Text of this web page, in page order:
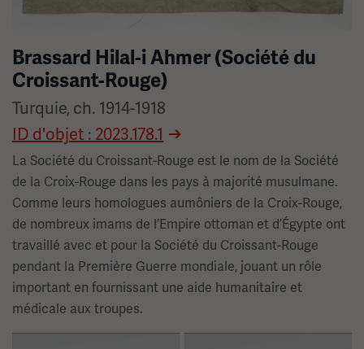
Brassard Hilal-i Ahmer (Société du
Croissant-Rouge)
Turquie, ch. 1914-1918
ID d'objet : 2023.178.1
La Société du Croissant-Rouge est le nom de la Société
de la Croix-Rouge dans les pays à majorité musulmane.
Comme leurs homologues aumôniers de la Croix-Rouge,
de nombreux imams de l’Empire ottoman et d’Égypte ont
travaillé avec et pour la Société du Croissant-Rouge
pendant la Première Guerre mondiale, jouant un rôle
important en fournissant une aide humanitaire et
médicale aux troupes.